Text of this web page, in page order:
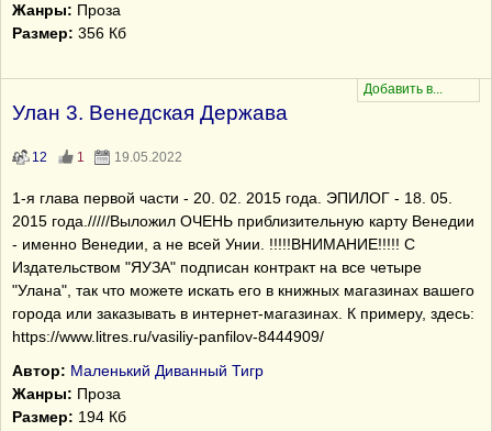
Жанры: Проза
Размер: 356 Кб
Улан 3. Венедская Держава
12 1 19.05.2022
1-я глава первой части - 20. 02. 2015 года. ЭПИЛОГ - 18. 05.
2015 года./////Выложил ОЧЕНЬ приблизительную карту Венедии
- именно Венедии, а не всей Унии. !!!!!ВНИМАНИЕ!!!!! С
Издательством "ЯУЗА" подписан контракт на все четыре
"Улана", так что можете искать его в книжных магазинах вашего
города или заказывать в интернет-магазинах. К примеру, здесь:
https://www.litres.ru/vasiliy-panfilov-8444909/
Автор: Маленький Диванный Тигр
Жанры: Проза
Размер: 194 Кб